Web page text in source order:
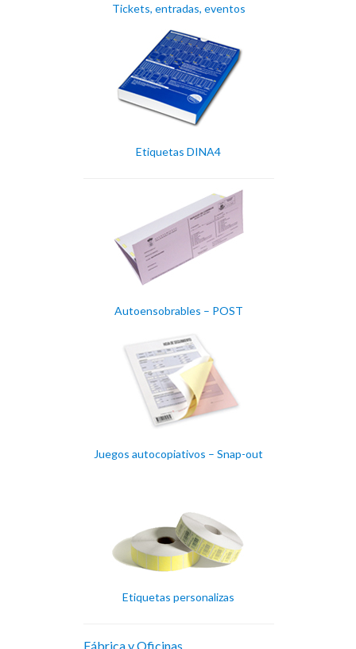
Tickets, entradas, eventos
Etiquetas DINA4
Autoensobrables – POST
Juegos autocopiativos – Snap-out
Etiquetas personalizas
Fábrica y Oficinas